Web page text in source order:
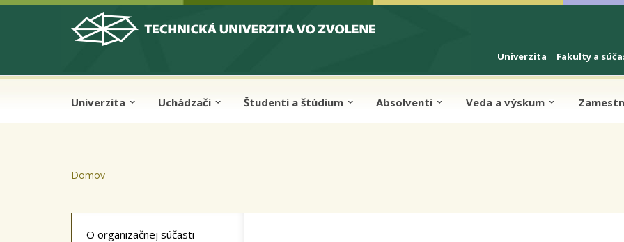
Skip to cookies
Skip to navigation
Skočiť na hlavný obsah
Univerzita Fakulty a
Univerzita Uchádzači Študenti a štúdium Absolventi Veda a výskum
Domov
O organizačnej súčasti